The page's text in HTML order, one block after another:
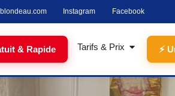
Instagram Facebook
& Rapide Tarifs & Prix ⚡